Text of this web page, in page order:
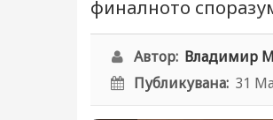
финалното
Автор: Владимир
Публикувана: 31